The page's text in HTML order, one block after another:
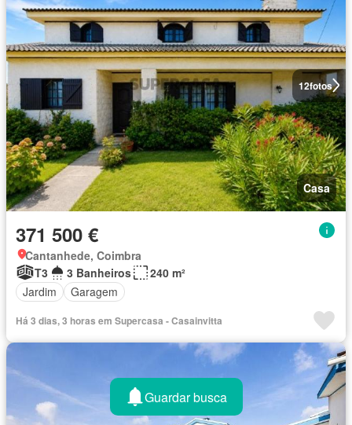
12fotos
Casa
371 500 €
Cantanhede, Coimbra
T3
3 Banheiros
240 m²
Jardim
Garagem
Há 3 dias, 3 horas em Supercasa - Casainvitta
Guardar busca